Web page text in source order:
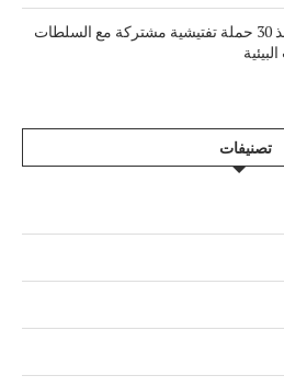
وزارة التغير المناخي والبيئة تنفذ 30 حملة تفتيشية مشتركة مع السلطات
تصنيفات